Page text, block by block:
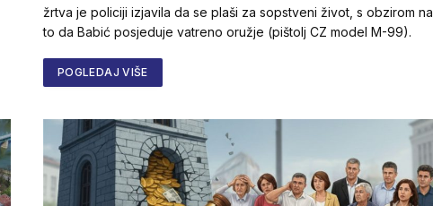
žrtva je policiji izjavila da se plaši za sopstveni život, s obzirom na
to da Babić posjeduje vatreno oružje (pištolj CZ model M-99).
POGLEDAJ VIŠE